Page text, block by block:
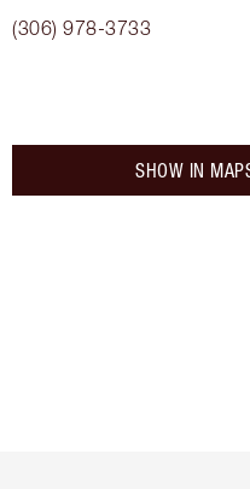
(306) 978-3733
SHOW IN